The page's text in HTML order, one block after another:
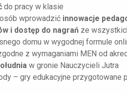
do pracy w klasie
wprowadzić innowacje
i dostęp do nagrań ze
domu w wygodnej formule
z wymaganiami MEN od
w gronie Nauczycieli Jutra
– gry edukacyjne przygotowane